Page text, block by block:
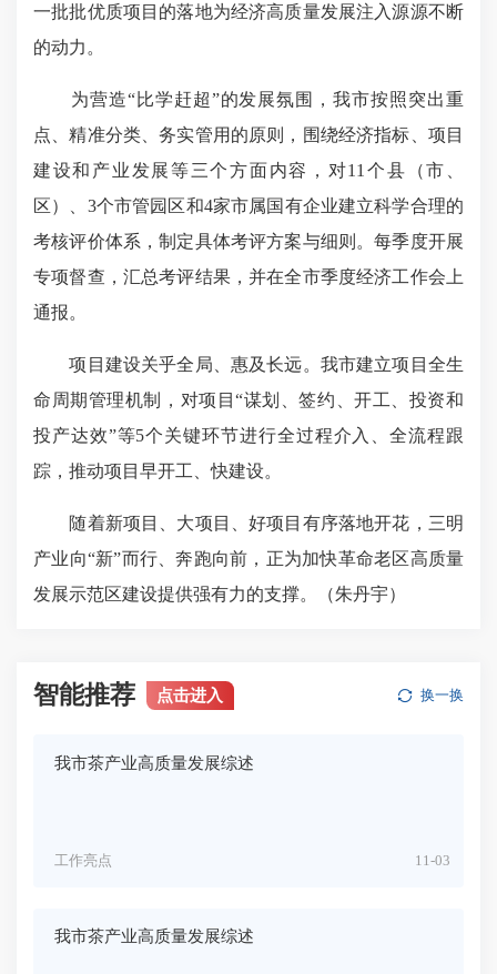
一批批优质项目的落地为经济高质量发展注入源源不断
的动力。
为营造“比学赶超”的发展氛围，我市按照突出重
点、精准分类、务实管用的原则，围绕经济指标、项目
建设和产业发展等三个方面内容，对11个县（市、
区）、3个市管园区和4家市属国有企业建立科学合理的
考核评价体系，制定具体考评方案与细则。每季度开展
专项督查，汇总考评结果，并在全市季度经济工作会上
通报。
项目建设关乎全局、惠及长远。我市建立项目全生
命周期管理机制，对项目“谋划、签约、开工、投资和
投产达效”等5个关键环节进行全过程介入、全流程跟
踪，推动项目早开工、快建设。
随着新项目、大项目、好项目有序落地开花，三明
产业向“新”而行、奔跑向前，正为加快革命老区高质量
发展示范区建设提供强有力的支撑。（朱丹宇）
智能推荐 点击进入 换一换
我市茶产业高质量发展综述
11-03
工作亮点
我市茶产业高质量发展综述